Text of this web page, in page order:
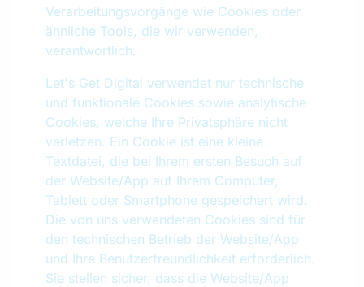
Verarbeitungsvorgänge wie Cookies oder
ähnliche Tools, die wir verwenden,
verantwortlich.
Let's Get Digital verwendet nur technische
und funktionale Cookies sowie analytische
Cookies, welche Ihre Privatsphäre nicht
verletzen. Ein Cookie ist eine kleine
Textdatei, die bei Ihrem ersten Besuch auf
der Website/App auf Ihrem Computer,
Tablett oder Smartphone gespeichert wird.
Die von uns verwendeten Cookies sind für
den technischen Betrieb der Website/App
und Ihre Benutzerfreundlichkeit erforderlich.
Sie stellen sicher, dass die Website/App